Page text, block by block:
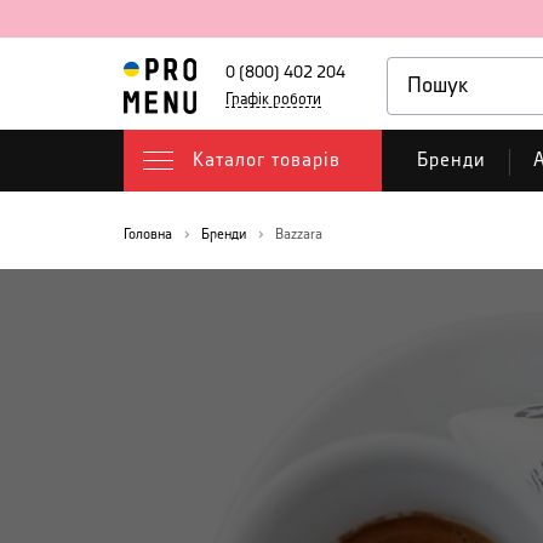
0 (800) 402 204
Графік роботи
Каталог товарів Бренди
Головна Бренди Bazzara